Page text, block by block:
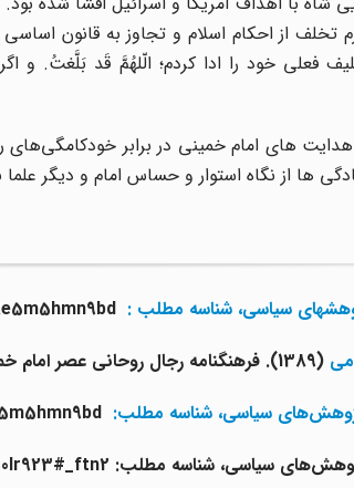
از احکام اسلام و تجاوز به قانون اساسى
فعلى خود را ادا کردم؛ الّلهُمَّ قَد بَلَّغتُ.
های امام خمینی در برابر خودکامگی‌های
ها از نگاه استوار و حساس امام و دیگر
سیاسی، شناسه مطلب : e5m5hmn9bd
(1389). فرهنگنامه رجال روحانی عصر امام خمینی(ره)، ج1، تهران: مرکز اسناد انقلاب اسلامی، ص200.
سیاسی، شناسه مطلب: m5hmn9bd
سیاسی، شناسه مطلب: